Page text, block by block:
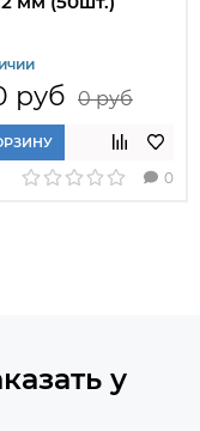
руб 0 руб
0
у